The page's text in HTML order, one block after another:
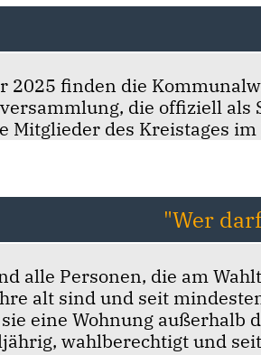
2025 finden die
die offiziell als
Mitglieder des Kreistages
"Wer
alle Personen, die am
alt sind und seit
eine Wohnung außerhalb
wahlberechtigt und